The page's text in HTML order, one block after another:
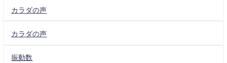
カラダの声
カラダの声
振動数